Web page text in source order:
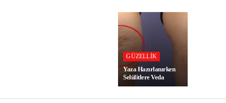
GÜZELLIK
Yaza Hazırlanırken
Selülitlere Veda